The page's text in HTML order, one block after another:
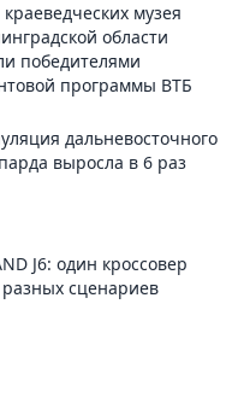
музея
области
победителями
программы ВТБ
дальневосточного
выросла в 6 раз
J6: один кроссовер
сценариев